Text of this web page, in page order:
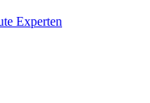
Experten